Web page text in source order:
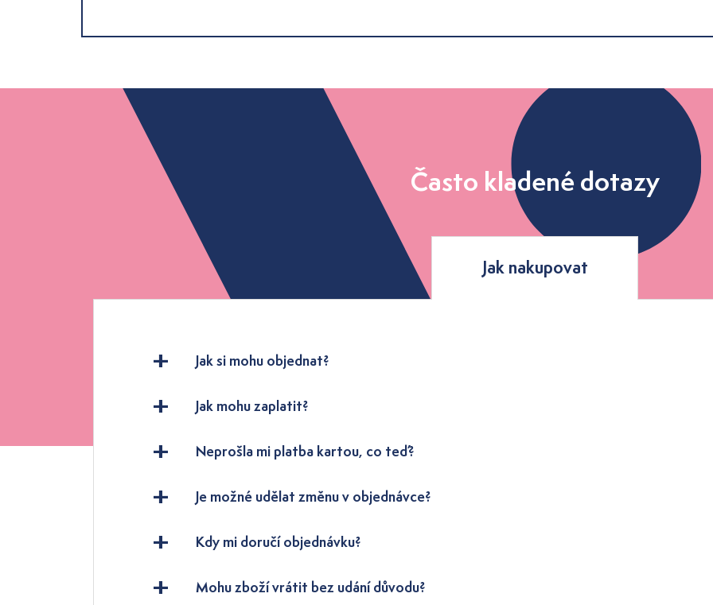
Často kladené dotazy
Jak nakupovat
Jak si mohu objednat?
Jak mohu zaplatit?
Neprošla mi platba kartou, co teď?
Je možné udělat změnu v objednávce?
Kdy mi doručí objednávku?
Mohu zboží vrátit bez udání důvodu?